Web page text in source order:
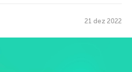
21 dez 2022